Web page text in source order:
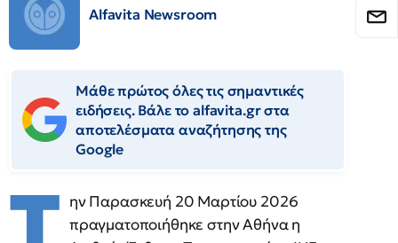
Alfavita Newsroom
Μάθε πρώτος όλες τις σημαντικές
ειδήσεις. Βάλε το alfavita.gr στα
αποτελέσματα αναζήτησης της
Google
ην Παρασκευή 20 Μαρτίου 2026
πραγματοποιήθηκε στην Αθήνα η